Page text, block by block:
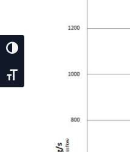
Umschalten Auf Hohe Kontraste
Schrift Vergrößern